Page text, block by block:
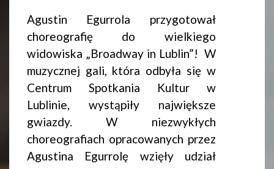
Agustin Egurrola przygotował
choreografię do wielkiego
widowiska „Broadway in Lublin”! W
muzycznej gali, która odbyła się w
Centrum Spotkania Kultur w
Lublinie, wystąpiły największe
gwiazdy. W niezwykłych
choreografiach opracowanych przez
Agustina Egurrolę wzięły udział